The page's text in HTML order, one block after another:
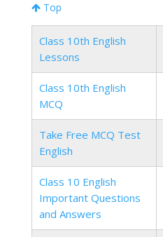
Top
Class 10th English
Lessons
Class 10th English
MCQ
Take Free MCQ Test
English
Class 10 English
Important Questions
and Answers